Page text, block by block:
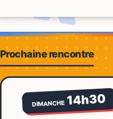
Prochaine rencontre
DIMANCHE 14h30